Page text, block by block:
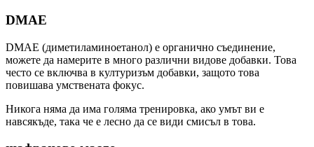
DMAE
DMAE (диметиламиноетанол) е органично съединение,
можете да намерите в много различни видове добавки. Това
често се включва в културизъм добавки, защото това
повишава умствената фокус.
Никога няма да има голяма тренировка, ако умът ви е
навсякъде, така че е лесно да се види смисъл в това.